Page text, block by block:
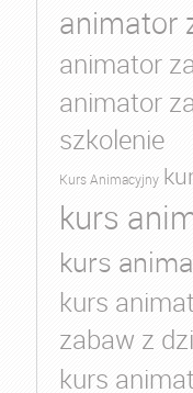
animator
animator
animator
szkolenie
Kurs Animacyjny
kurs
kurs
kurs
zabaw z
kurs